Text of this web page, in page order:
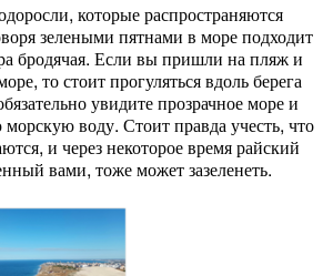
которые распространяются
зелеными пятнами в море подходит
бродячая. Если вы пришли на пляж и
то стоит прогуляться вдоль берега
увидите прозрачное море и
воду. Стоит правда учесть, что
и через некоторое время райский
вами, тоже может зазеленеть.